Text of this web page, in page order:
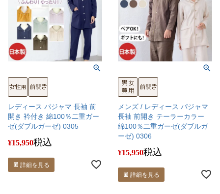
レディース パジャマ 長袖 前
開き 衿付き 綿100％二重ガー
ゼ(ダブルガーゼ) 0305
¥15,950税込
詳細を見る
メンズ / レディース パジャマ
長袖 前開き テーラーカラー
綿100％二重ガーゼ(ダブルガ
ーゼ) 0306
¥15,950税込
詳細を見る